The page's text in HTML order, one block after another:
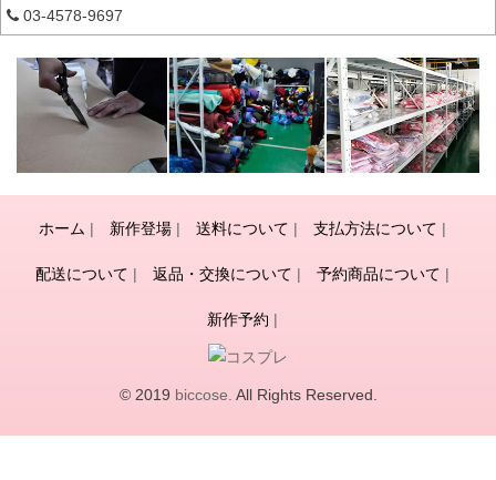
03-4578-9697
ホーム | 新作登場 | 送料について | 支払方法について |
配送について | 返品・交換について | 予約商品について |
新作予約 |
© 2019 biccose. All Rights Reserved.